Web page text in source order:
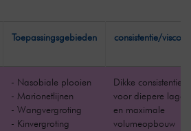
Toepassingsgebieden consistentie/
- Nasobiale plooien
- Marionetlijnen
- Wangvergroting
- Kinvergroting
Dikke consistentie
voor diepere lagen
en maximale
volumeopbouw